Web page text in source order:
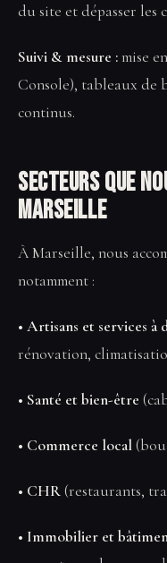
du site et dépasser les
Suivi & mesure :mise
Console), tableaux de
continus.
Secteurs que
Marseille
À Marseille, nous
notamment :
• Artisans et services à
rénovation,
• Santé et bien-être
• Commerce local
• CHR(restaurants,
• Immobilier et